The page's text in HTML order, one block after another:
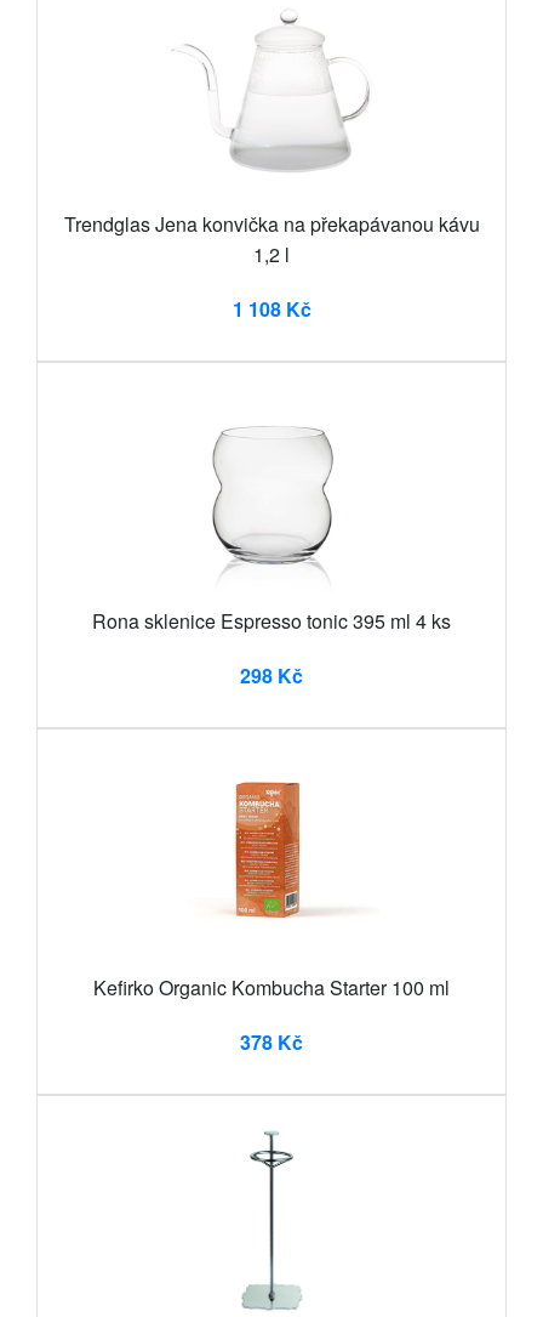
Trendglas Jena konvička na překapávanou kávu
1,2 l
1 108 Kč
Rona sklenice Espresso tonic 395 ml 4 ks
298 Kč
Kefirko Organic Kombucha Starter 100 ml
378 Kč